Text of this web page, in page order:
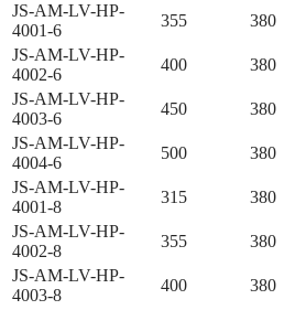
JS-AM-LV-HP-
4001-6
355 380
JS-AM-LV-HP-
4002-6
400 380
JS-AM-LV-HP-
4003-6
450 380
JS-AM-LV-HP-
4004-6
500 380
JS-AM-LV-HP-
4001-8
315 380
JS-AM-LV-HP-
4002-8
355 380
JS-AM-LV-HP-
4003-8
400 380